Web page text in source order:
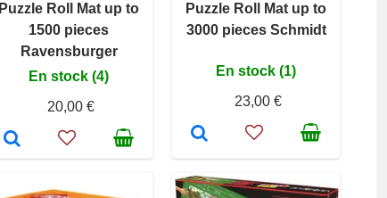
Puzzle Roll Mat up to
1500 pieces
Ravensburger
En stock (4)
20,00 €
Puzzle Roll Mat up to
3000 pieces Schmidt
En stock (1)
23,00 €